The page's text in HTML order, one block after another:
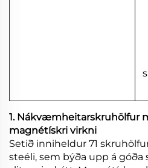
1. Nákvæmheitarskruhölfur
magnétískri virkni
Setið inniheldur 71
steéli, sem býða upp á